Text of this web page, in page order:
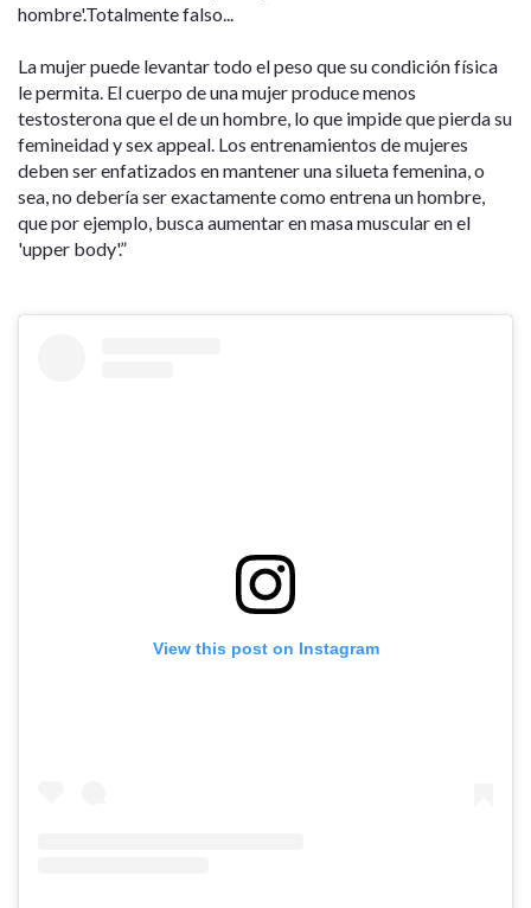
hombre'.Totalmente falso...
La mujer puede levantar todo el peso que su condición física
le permita. El cuerpo de una mujer produce menos
testosterona que el de un hombre, lo que impide que pierda su
femineidad y sex appeal. Los entrenamientos de mujeres
deben ser enfatizados en mantener una silueta femenina, o
sea, no debería ser exactamente como entrena un hombre,
que por ejemplo, busca aumentar en masa muscular en el
'upper body'.”
View this post on Instagram